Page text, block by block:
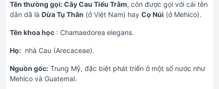
Tên thường gọi: Cây Cau Tiểu Trâm, còn được gọi với cái tên
dân dã là Dừa Tụ Thân (ở Việt Nam) hay Cọ Núi (ở Mehico).
Tên khoa học : Chamaedorea elegans.
Họ: nhà Cau (Arecaceae).
Nguồn gốc: Trung Mỹ, đặc biệt phát triển ở một số nước như
Mehico và Guatemal.